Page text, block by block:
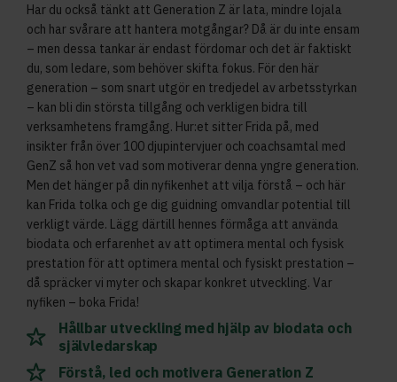
Har du också tänkt att Generation Z är lata, mindre lojala
och har svårare att hantera motgångar? Då är du inte ensam
– men dessa tankar är endast fördomar och det är faktiskt
du, som ledare, som behöver skifta fokus. För den här
generation – som snart utgör en tredjedel av arbetsstyrkan
– kan bli din största tillgång och verkligen bidra till
verksamhetens framgång. Hur:et sitter Frida på, med
insikter från över 100 djupintervjuer och coachsamtal med
GenZ så hon vet vad som motiverar denna yngre generation.
Men det hänger på din nyfikenhet att vilja förstå – och här
kan Frida tolka och ge dig guidning omvandlar potential till
verkligt värde. Lägg därtill hennes förmåga att använda
biodata och erfarenhet av att optimera mental och fysisk
prestation för att optimera mental och fysiskt prestation –
då spräcker vi myter och skapar konkret utveckling. Var
nyfiken – boka Frida!
Hållbar utveckling med hjälp av biodata och
självledarskap
Förstå, led och motivera Generation Z